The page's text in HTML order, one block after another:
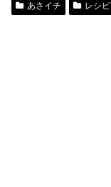
あさイチ レシピ